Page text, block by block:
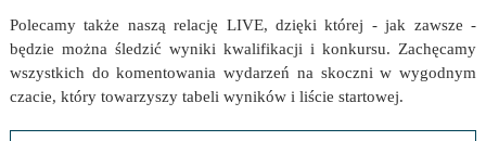
Polecamy także naszą relację LIVE, dzięki której - jak zawsze -
będzie można śledzić wyniki kwalifikacji i konkursu. Zachęcamy
wszystkich do komentowania wydarzeń na skoczni w wygodnym
czacie, który towarzyszy tabeli wyników i liście startowej.